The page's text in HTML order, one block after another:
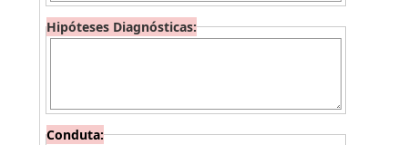
Hipóteses Diagnósticas:
Conduta: